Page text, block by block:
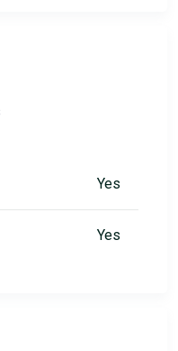
Yes
Yes